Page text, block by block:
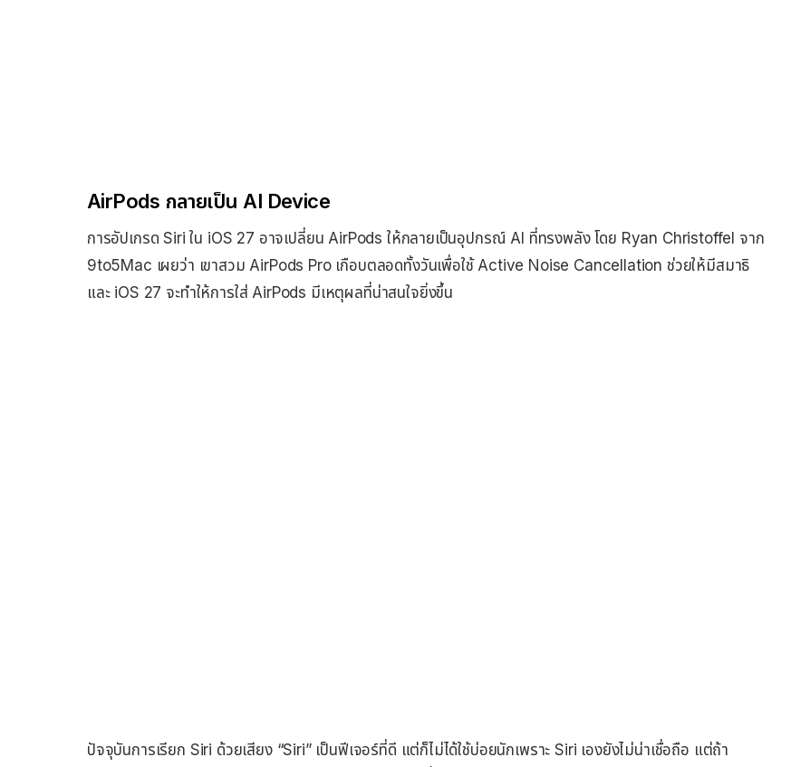
AirPods กลายเป็น AI Device
การอัปเกรด Siri ใน iOS 27 อาจเปลี่ยน AirPods ให้กลายเป็นอุปกรณ์ AI ที่ทรงพลัง โดย Ryan Christoffel จาก
9to5Mac เผยว่า เขาสวม AirPods Pro เกือบตลอดทั้งวันเพื่อใช้ Active Noise Cancellation ช่วยให้มีสมาธิ
และ iOS 27 จะทำให้การใส่ AirPods มีเหตุผลที่น่าสนใจยิ่งขึ้น
ปัจจุบันการเรียก Siri ด้วยเสียง “Siri” เป็นฟีเจอร์ที่ดี แต่ก็ไม่ได้ใช้บ่อยนักเพราะ Siri เองยังไม่น่าเชื่อถือ แต่ถ้า